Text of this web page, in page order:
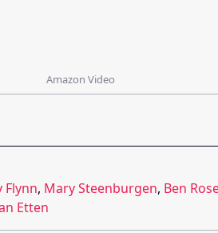
Amazon Video
Flynn, Mary Steenburgen, Ben
Etten